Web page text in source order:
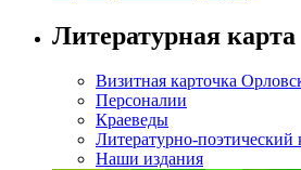
Литературная карта
Визитная карточка
Персоналии
Краеведы
Литературно-
Наши издания